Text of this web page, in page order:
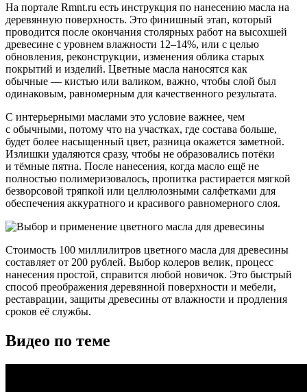
На портале Rmnt.ru есть инструкция по нанесению масла на
деревянную поверхность. Это финишный этап, который
проводится после окончания столярных работ на высохшей
древесине с уровнем влажности 12–14%, или с целью
обновления, реконструкции, изменения облика старых
покрытий и изделий. Цветные масла наносятся как
обычные — кистью или валиком, важно, чтобы слой был
одинаковым, равномерным для качественного результата.
С интерьерными маслами это условие важнее, чем
с обычными, потому что на участках, где состава больше,
будет более насыщенный цвет, разница окажется заметной.
Излишки удаляются сразу, чтобы не образовались потёки
и тёмные пятна. После нанесения, когда масло ещё не
полностью полимеризовалось, пропитка растирается мягкой
безворсовой тряпкой или целлюлозными салфетками для
обеспечения аккуратного и красивого равномерного слоя.
Стоимость 100 миллилитров цветного масла для древесины
составляет от 200 рублей. Выбор колеров велик, процесс
нанесения простой, справится любой новичок. Это быстрый
способ преображения деревянной поверхности и мебели,
реставрации, защиты древесины от влажности и продления
сроков её службы.
Видео по теме